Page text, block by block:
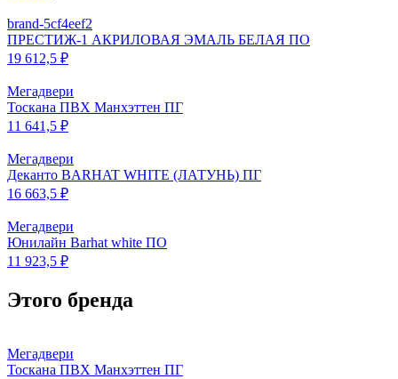
brand-5cf4eef2
ПРЕСТИЖ-1 АКРИЛОВАЯ ЭМАЛЬ БЕЛАЯ ПО
19 612,5 ₽
Мегадвери
Тоскана ПВХ Манхэттен ПГ
11 641,5 ₽
Мегадвери
Деканто BARHAT WHITE (ЛАТУНЬ) ПГ
16 663,5 ₽
Мегадвери
Юнилайн Barhat white ПО
11 923,5 ₽
Этого бренда
Мегадвери
Тоскана ПВХ Манхэттен ПГ